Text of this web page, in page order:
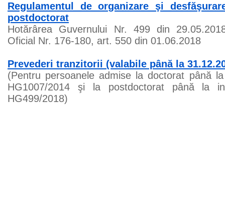
Regulamentul de organizare şi
postdoctorat
Hotărârea Guvernului Nr. 499 din
Oficial Nr. 176-180, art. 550 din 01.06.2018
Prevederi tranzitorii (valabile până la
(Pentru persoanele admise la doctorat până
HG1007/2014 şi la postdoctorat până la
HG499/2018)